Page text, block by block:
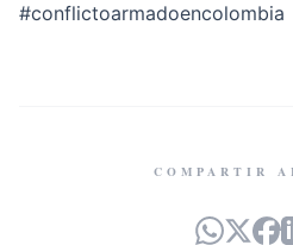
#conflictoarmadoencolombia
COMPARTIR